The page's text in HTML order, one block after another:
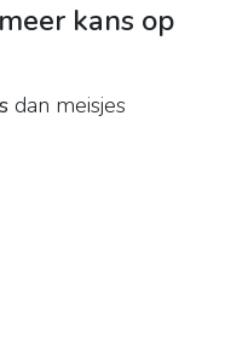
kans op
dan meisjes